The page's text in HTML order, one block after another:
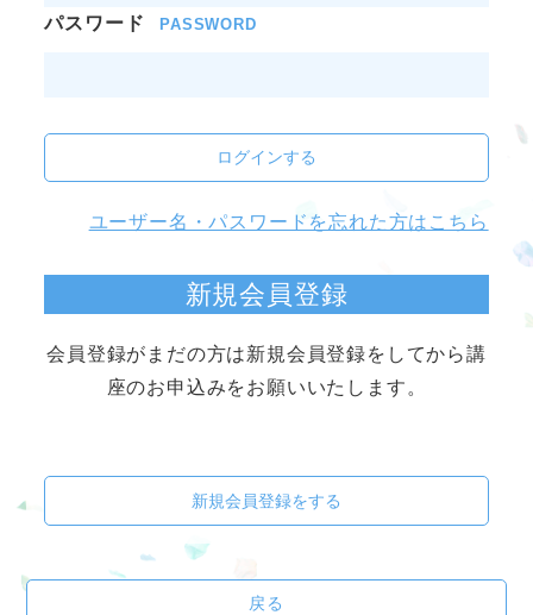
パスワード PASSWORD
ログインする
ユーザー名・パスワードを忘れた方はこちら
新規会員登録
会員登録がまだの方は新規会員登録をしてから講
座のお申込みをお願いいたします。
新規会員登録をする
戻る